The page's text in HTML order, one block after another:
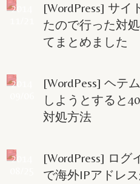
2014
[WordPress] サイ
たので行った対
てまとめました
2014
[WordPess] ヘテ
しようとすると
対処方法
2014
[WordPress] ログ
で海外IPアドレ